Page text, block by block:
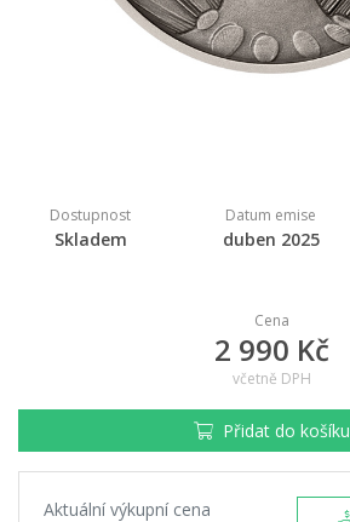
Dostupnost
Skladem
Datum emise
duben 2025
Cena
2 990 Kč
včetně DPH
Přidat do košíku
Aktuální výkupní cena